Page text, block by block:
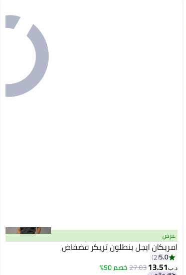
عرض
امريكان ايجل بنطلون تريكر فضفاض
5.0
2
د.ب‏13.51
27.03 خصم 50%